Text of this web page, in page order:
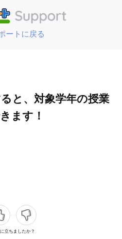
ートに戻る
と、対象学年の授業
ます！
立ちましたか？